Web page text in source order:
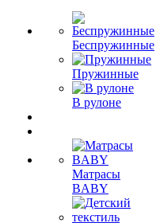
Беспружинные
Пружинные
В рулоне
Матрасы
BABY